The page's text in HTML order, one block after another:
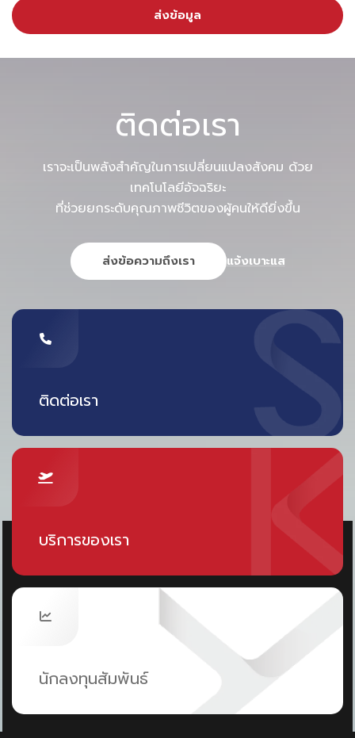
ส่งข้อมูล
ติดต่อเรา
เราจะเป็นพลังสำคัญในการเปลี่ยนแปลงสังคม ด้วย
เทคโนโลยีอัจฉริยะ
ที่ช่วยยกระดับคุณภาพชีวิตของผู้คนให้ดียิ่งขึ้น
ส่งข้อความถึงเรา แจ้งเบาะแส
ติดต่อเรา
บริการของเรา
นักลงทุนสัมพันธ์